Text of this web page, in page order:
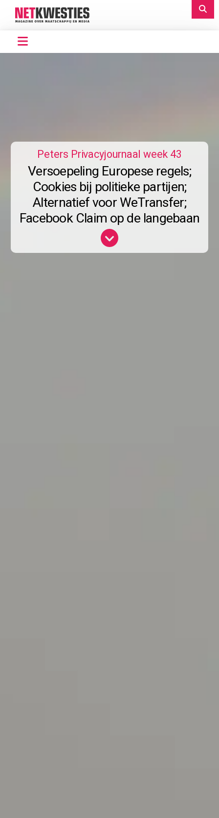
Peters Privacyjournaal week 43
Versoepeling Europese regels;
Cookies bij politieke partijen;
Alternatief voor WeTransfer;
Facebook Claim op de langebaan